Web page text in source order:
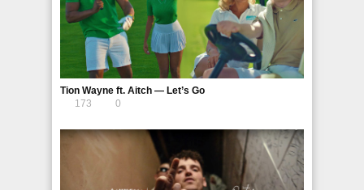
Tion Wayne ft. Aitch — Let’s Go
173
0